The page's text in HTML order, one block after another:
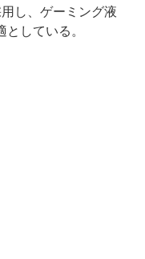
し、ゲーミング液
している。